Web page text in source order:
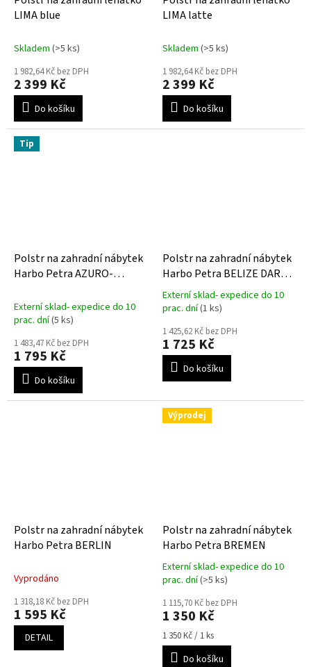
LIMA blue
Skladem (>5 ks)
1 982,64 Kč bez DPH
2 399 Kč
Do košíku
LIMA latte
Skladem (>5 ks)
1 982,64 Kč bez DPH
2 399 Kč
Do košíku
Tip
Polstr na zahradní nábytek
Harbo Petra AZURO-
Externí sklad- expedice do 10
prac. dní(5 ks)
1 483,47 Kč bez DPH
1 795 Kč
Do košíku
Polstr na zahradní nábytek
Harbo Petra BELIZE DARK
GREEN- POSLEDNÍ 1 KS
Průměrné
hodnocení
produktu
je
5,0
5
Externí sklad- expedice do 10
prac. dní(1 ks)
1 425,62 Kč bez DPH
1 725 Kč
Do košíku
Polstr na zahradní nábytek
Harbo Petra BERLIN
Vyprodáno
1 318,18 Kč bez DPH
1 595 Kč
DETAIL
Výprodej
Polstr na zahradní nábytek
Harbo Petra BREMEN
Průměrné
hodnocení
produktu
je
z
Externí sklad- expedice do 10
prac. dní(>5 ks)
1 115,70 Kč bez DPH
1 350 Kč
Měrná
cena:
1 350 Kč / 1 ks
Do košíku